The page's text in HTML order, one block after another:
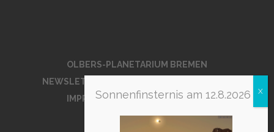
OLBERS-PLANETARIUM BREMEN
NEWSLETTER DES OLBERS-PLANETARIUMS
IMPRESSUM UND DATENSCHUTZ
Sonnenfinsternis am 12.8.2026